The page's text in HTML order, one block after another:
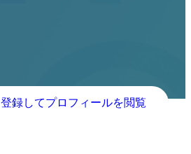
登録してプロフィールを閲覧